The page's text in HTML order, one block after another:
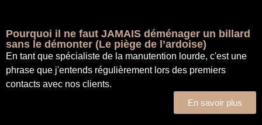
Pourquoi il ne faut JAMAIS déménager un billard
sans le démonter (Le piège de l’ardoise)
En tant que spécialiste de la manutention lourde, c'est une
phrase que j'entends régulièrement lors des premiers
contacts avec nos clients.
En savoir plus